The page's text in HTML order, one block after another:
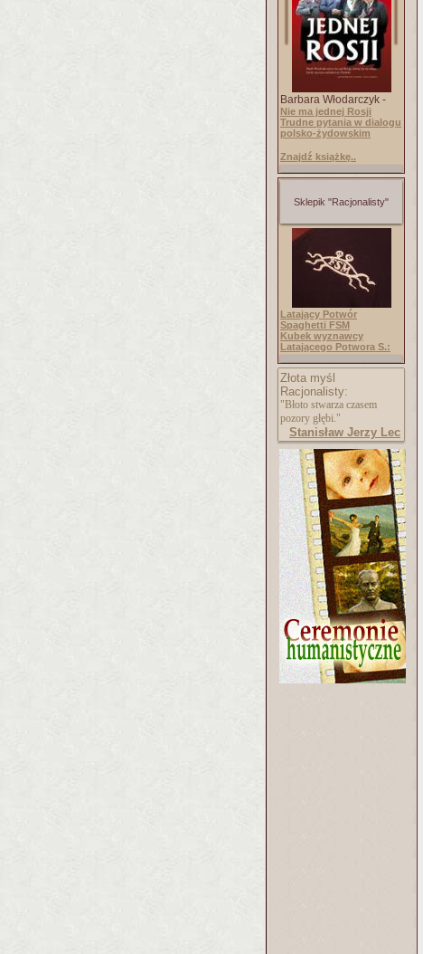
Barbara Włodarczyk -
Nie ma jednej Rosji
Trudne pytania w dialogu
polsko-żydowskim
Znajdź książkę..
Sklepik "Racjonalisty"
Latający Potwór
Spaghetti FSM
Kubek wyznawcy
Latającego Potwora S.:
Złota myśl
Racjonalisty:
"Błoto stwarza czasem
pozory głębi."
Stanisław Jerzy Lec